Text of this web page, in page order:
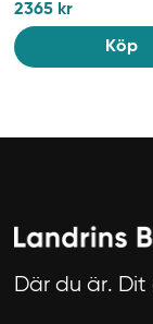
2365 kr
Köp
Där du är. Dit